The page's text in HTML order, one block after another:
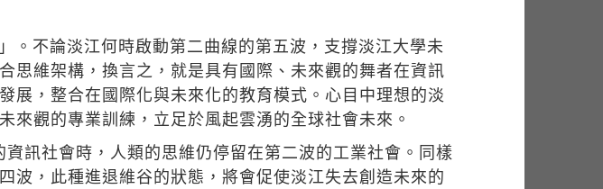
。不論淡江何時啟動第二曲線的第五波，支撐淡江大學未
思維架構，換言之，就是具有國際、未來觀的舞者在資訊
展，整合在國際化與未來化的教育模式。心目中理想的淡
觀的專業訓練，立足於風起雲湧的全球社會未來。
訊社會時，人類的思維仍停留在第二波的工業社會。同樣
波，此種進退維谷的狀態，將會促使淡江失去創造未來的